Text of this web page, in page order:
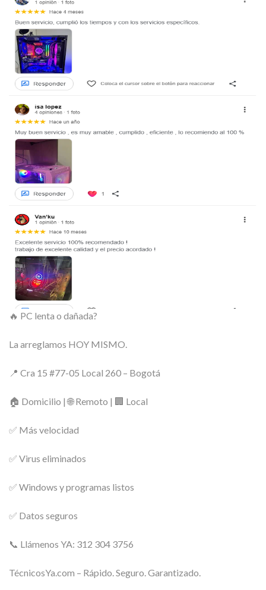
🔥 PC lenta o dañada?
La arreglamos HOY MISMO.
📍 Cra 15 #77-05 Local 260 – Bogotá
🏠 Domicilio | 🌐 Remoto | 🏢 Local
✅ Más velocidad
✅ Virus eliminados
✅ Windows y programas listos
✅ Datos seguros
📞 Llámenos YA: 312 304 3756
TécnicosYa.com – Rápido. Seguro. Garantizado.